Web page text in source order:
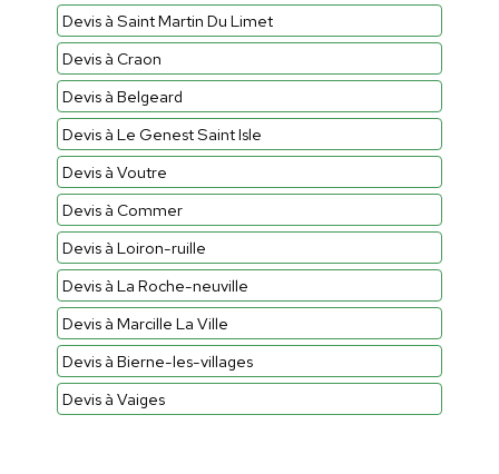
Devis à Saint Martin Du Limet
Devis à Craon
Devis à Belgeard
Devis à Le Genest Saint Isle
Devis à Voutre
Devis à Commer
Devis à Loiron-ruille
Devis à La Roche-neuville
Devis à Marcille La Ville
Devis à Bierne-les-villages
Devis à Vaiges